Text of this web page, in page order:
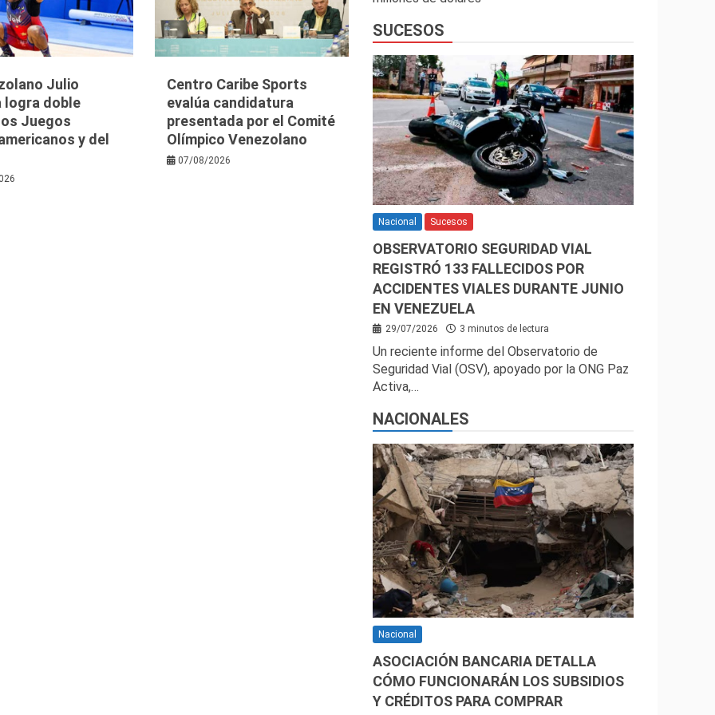
Julio
logra doble
Juegos
y del
Centro Caribe Sports
evalúa candidatura
presentada por el Comité
Olímpico Venezolano
07/08/2026
SUCESOS
Nacional Sucesos
OBSERVATORIO SEGURIDAD VIAL
REGISTRÓ 133 FALLECIDOS POR
ACCIDENTES VIALES DURANTE JUNIO
EN VENEZUELA
29/07/2026 3 minutos de lectura
Un reciente informe del Observatorio de
Seguridad Vial (OSV), apoyado por la ONG Paz
Activa,…
NACIONALES
Nacional
ASOCIACIÓN BANCARIA DETALLA
CÓMO FUNCIONARÁN LOS SUBSIDIOS
Y CRÉDITOS PARA COMPRAR